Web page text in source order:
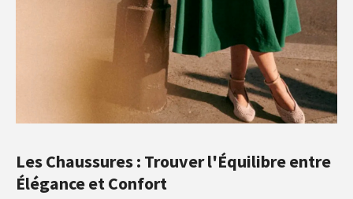
Les Chaussures : Trouver l'Équilibre entre
Élégance et Confort